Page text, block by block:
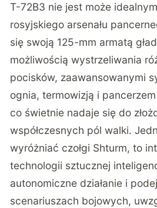
T-72B3 nie jest może
rosyjskiego arsenału
się swoją 125-mm armatą
możliwością wystrzeliwania
pocisków, zaawansowanymi
ognia, termowizją i
co świetnie nadaje się do
współczesnych pól walki.
wyróżniać czołgi Shturm, to
technologii sztucznej
autonomiczne działanie i
scenariuszach bojowych,